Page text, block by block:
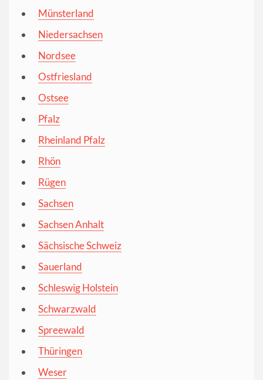
Münsterland
Niedersachsen
Nordsee
Ostfriesland
Ostsee
Pfalz
Rheinland Pfalz
Rhön
Rügen
Sachsen
Sachsen Anhalt
Sächsische Schweiz
Sauerland
Schleswig Holstein
Schwarzwald
Spreewald
Thüringen
Weser